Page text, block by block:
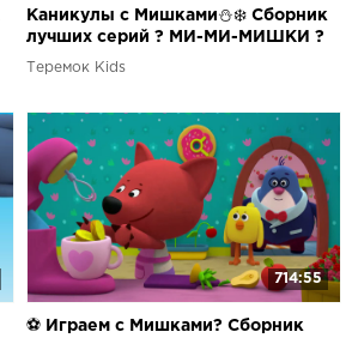
Каникулы с Мишками⛄❄️ Сборник
лучших серий ? МИ-МИ-МИШКИ ?
Теремок Kids
714:55
⚽ Играем с Мишками? Сборник